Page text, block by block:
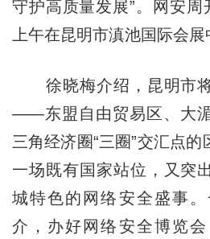
守护高质量发展”。网安周
上午在昆明市滇池国际会展
徐晓梅介绍，昆明市将
——东盟自由贸易区、大
三角经济圈“三圈”交汇点
一场既有国家站位，又突
城特色的网络安全盛事
介，办好网络安全博览